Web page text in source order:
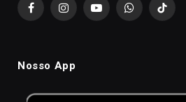
FacebookInstagramYouTubeWhatsAppTikTok
Nosso App